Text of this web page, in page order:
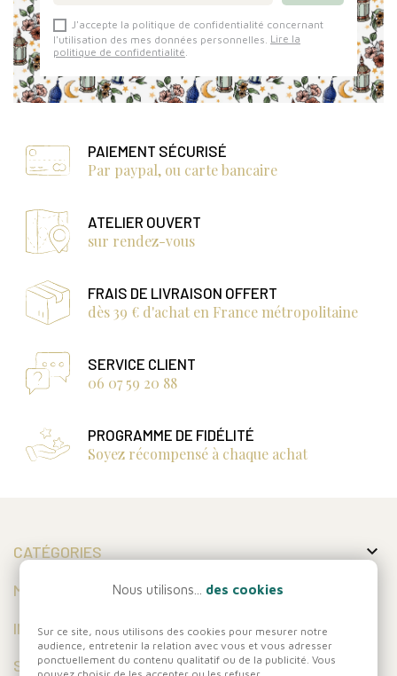
J'accepte la politique de confidentialité concernant
l'utilisation des mes données personnelles. Lire la
politique de confidentialité.
PAIEMENT SÉCURISÉ
Par paypal, ou carte bancaire
ATELIER OUVERT
sur rendez-vous
FRAIS DE LIVRAISON OFFERT
dès 39 € d'achat en France métropolitaine
SERVICE CLIENT
06 07 59 20 88
PROGRAMME DE FIDÉLITÉ
Soyez récompensé à chaque achat
CATÉGORIES 
MON COMPTE
INFORMATIONS
SUIVEZ-NOUS
Nous utilisons... des cookies
Sur ce site, nous utilisons des cookies pour mesurer notre
audience, entretenir la relation avec vous et vous adresser
ponctuellement du contenu qualitatif ou de la publicité. Vous